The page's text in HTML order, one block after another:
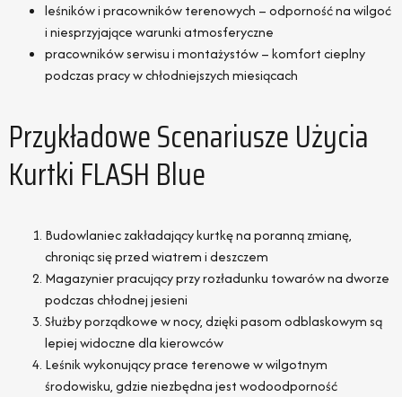
leśników i pracowników terenowych – odporność na wilgoć
i niesprzyjające warunki atmosferyczne
pracowników serwisu i montażystów – komfort cieplny
podczas pracy w chłodniejszych miesiącach
Przykładowe Scenariusze Użycia
Kurtki FLASH Blue
Budowlaniec zakładający kurtkę na poranną zmianę,
chroniąc się przed wiatrem i deszczem
Magazynier pracujący przy rozładunku towarów na dworze
podczas chłodnej jesieni
Służby porządkowe w nocy, dzięki pasom odblaskowym są
lepiej widoczne dla kierowców
Leśnik wykonujący prace terenowe w wilgotnym
środowisku, gdzie niezbędna jest wodoodporność